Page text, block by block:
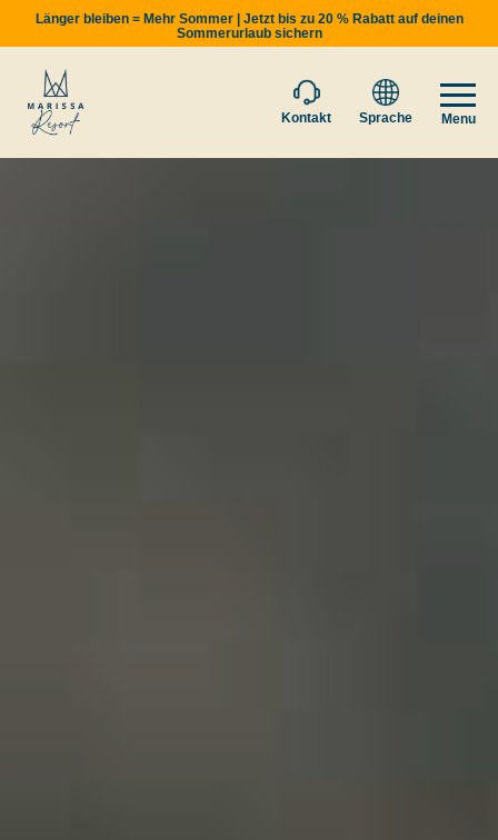
Länger bleiben = Mehr Sommer | Jetzt bis zu 20 % Rabatt auf deinen
Sommerurlaub sichern
Kontakt Sprache Menu